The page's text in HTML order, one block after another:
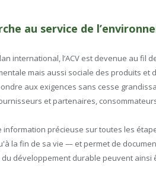
au service de
international, l’ACV est devenue au fil
mais aussi sociale des produits et
aux exigences sans cesse
et partenaires,
précieuse sur toutes les
la fin de sa vie — et permet de
du développement durable peuvent ainsi